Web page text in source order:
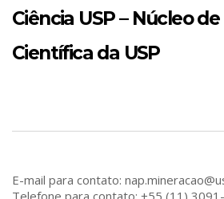
Ciência USP – Núcleo
Científica da USP
E-mail para contato:
Telefone para contato: +55 (11)